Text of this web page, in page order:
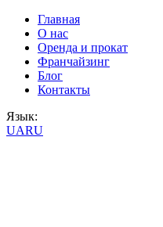
Главная
О нас
Оренда и прокат
Франчайзинг
Блог
Контакты
Язык:
UARU